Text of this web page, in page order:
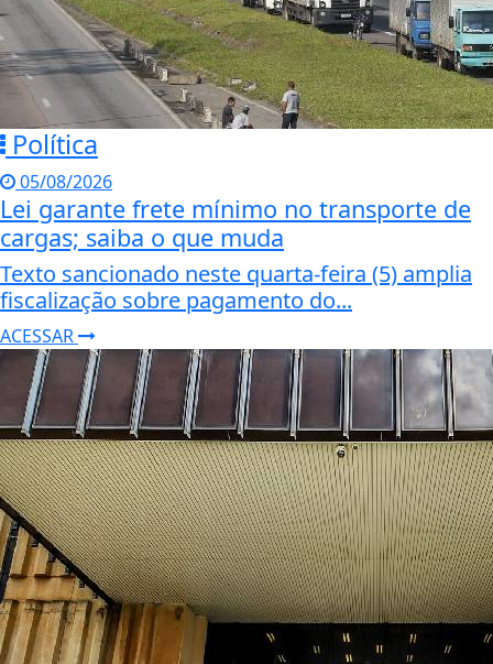
Política
05/08/2026
Lei garante frete mínimo no transporte de
cargas; saiba o que muda
Texto sancionado neste quarta-feira (5) amplia
fiscalização sobre pagamento do...
ACESSAR